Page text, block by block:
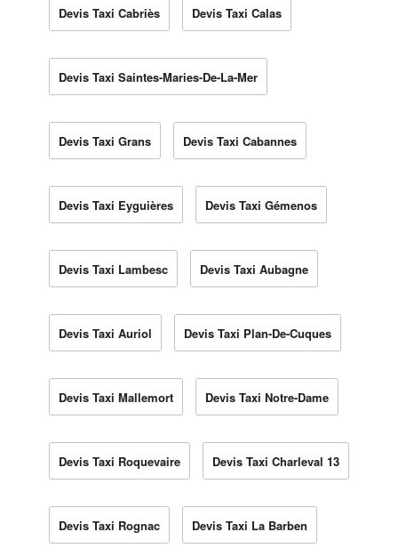
Devis Taxi Cabriès Devis Taxi Calas
Devis Taxi Saintes-Maries-De-La-Mer
Devis Taxi Grans Devis Taxi Cabannes
Devis Taxi Eyguières Devis Taxi Gémenos
Devis Taxi Lambesc Devis Taxi Aubagne
Devis Taxi Auriol Devis Taxi Plan-De-Cuques
Devis Taxi Mallemort Devis Taxi Notre-Dame
Devis Taxi Roquevaire Devis Taxi Charleval 13
Devis Taxi Rognac Devis Taxi La Barben